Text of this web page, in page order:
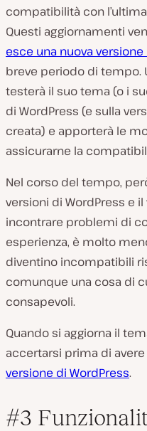
compatibilità con
Questi aggiornamenti
esce una nuova versione
breve periodo di tempo.
testerà il suo tema (o i
di WordPress (e sulla
creata) e apporterà le
assicurarne la
Nel corso del tempo,
versioni di WordPress e
incontrare problemi di
esperienza, è molto
diventino incompatibili
comunque una cosa di
consapevoli.
Quando si aggiorna il
accertarsi prima di avere
versione di WordPress.
#3